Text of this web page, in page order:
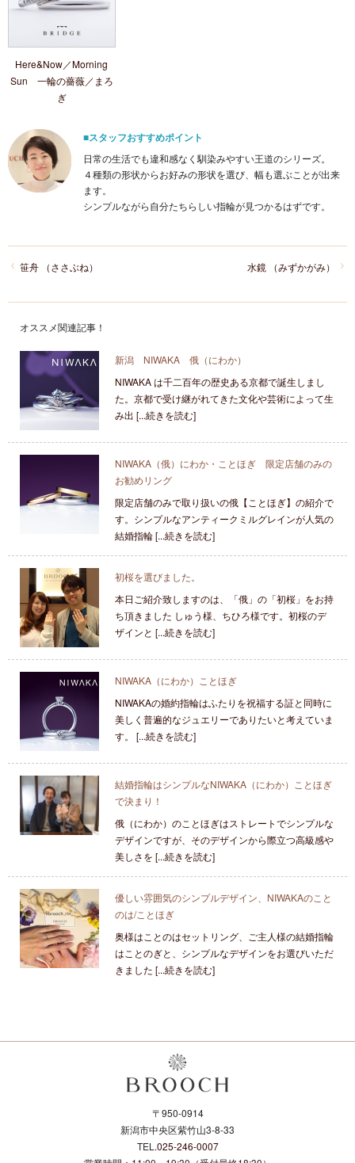
Here&Now／Morning
Sun 一輪の薔薇／まろ
ぎ
■スタッフおすすめポイント
日常の生活でも違和感なく馴染みやすい王道のシリーズ。
４種類の形状からお好みの形状を選び、幅も選ぶことが出来
ます。
シンプルながら自分たちらしい指輪が見つかるはずです。
水鏡 （みずかがみ）
笹舟 （ささぶね）
オススメ関連記事！
新潟 NIWAKA 俄（にわか）
NIWAKA は千二百年の歴史ある京都で誕生しまし
た。京都で受け継がれてきた文化や芸術によって生
み出 [...続きを読む]
NIWAKA（俄）にわか・ことほぎ 限定店舗のみの
お勧めリング
限定店舗のみで取り扱いの俄【ことほぎ】の紹介で
す。シンプルなアンティークミルグレインが人気の
結婚指輪 [...続きを読む]
初桜を選びました。
本日ご紹介致しますのは、「俄」の「初桜」をお持
ち頂きました しゅう様、ちひろ様です。初桜のデ
ザインと [...続きを読む]
NIWAKA（にわか）ことほぎ
NIWAKAの婚約指輪はふたりを祝福する証と同時に
美しく普遍的なジュエリーでありたいと考えていま
す。 [...続きを読む]
結婚指輪はシンプルなNIWAKA（にわか）ことほぎ
で決まり！
俄（にわか）のことほぎはストレートでシンプルな
デザインですが、そのデザインから際立つ高級感や
美しさを [...続きを読む]
優しい雰囲気のシンプルデザイン、NIWAKAのこと
のは/ことほぎ
奥様はことのはセットリング、ご主人様の結婚指輪
はことのぎと、シンプルなデザインをお選びいただ
きました [...続きを読む]
〒950-0914
新潟市中央区紫竹山3-8-33
TEL.025-246-0007